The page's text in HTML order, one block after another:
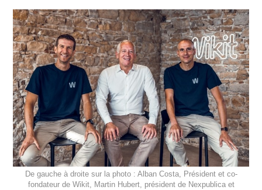
De gauche à droite sur la photo : Alban Costa, Président et co-
fondateur de Wikit, Martin Hubert, président de Nexpublica et